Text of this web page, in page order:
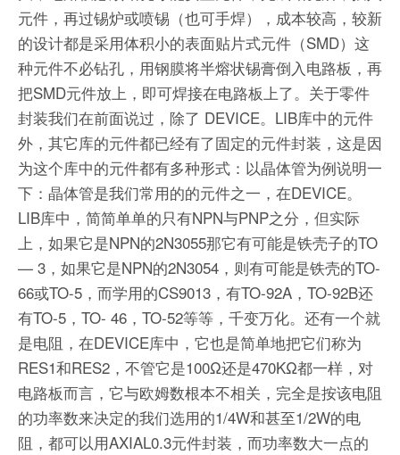
元件，再过锡炉或喷锡（也可手焊），成本较高，较新
的设计都是采用体积小的表面贴片式元件（SMD）这
种元件不必钻孔，用钢膜将半熔状锡膏倒入电路板，再
把SMD元件放上，即可焊接在电路板上了。关于零件
封装我们在前面说过，除了 DEVICE。LIB库中的元件
外，其它库的元件都已经有了固定的元件封装，这是因
为这个库中的元件都有多种形式：以晶体管为例说明一
下：晶体管是我们常用的的元件之一，在DEVICE。
LIB库中，简简单单的只有NPN与PNP之分，但实际
上，如果它是NPN的2N3055那它有可能是铁壳子的TO
— 3，如果它是NPN的2N3054，则有可能是铁壳的TO-
66或TO-5，而学用的CS9013，有TO-92A，TO-92B还
有TO-5，TO- 46，TO-52等等，千变万化。还有一个就
是电阻，在DEVICE库中，它也是简单地把它们称为
RES1和RES2，不管它是100Ω还是470KΩ都一样，对
电路板而言，它与欧姆数根本不相关，完全是按该电阻
的功率数来决定的我们选用的1/4W和甚至1/2W的电
阻，都可以用AXIAL0.3元件封装，而功率数大一点的